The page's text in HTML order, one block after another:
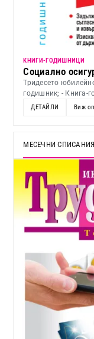
KНИГИ-ГОДИШНИЦИ
Социално
Тридесето
годишник; - Книга-
ДЕТАЙЛИ Виж
МЕСЕЧНИ СПИСАНИЯ